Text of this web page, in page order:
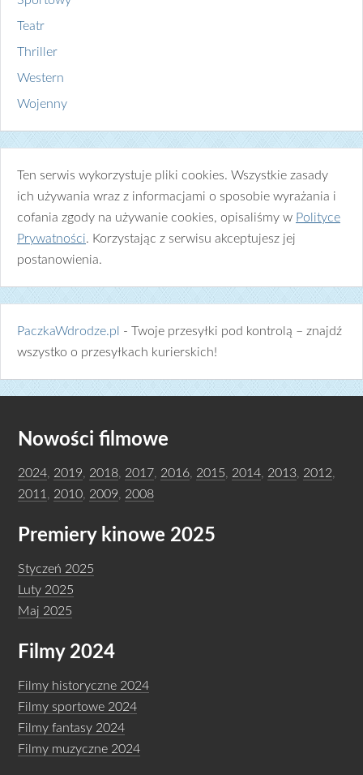
Teatr
Thriller
Western
Wojenny
Ten serwis wykorzystuje pliki cookies. Wszystkie zasady
ich używania wraz z informacjami o sposobie wyrażania i
cofania zgody na używanie cookies, opisaliśmy w Polityce
Prywatności. Korzystając z serwisu akceptujesz jej
postanowienia.
PaczkaWdrodze.pl
- Twoje przesyłki pod kontrolą – znajdź
wszystko o przesyłkach kurierskich!
Nowości filmowe
2024 2019 2018 2017 2016 2015 2014 2013 2012
2011
2010 2009 2008
Premiery kinowe 2025
Styczeń 2025
Luty 2025
Maj 2025
Filmy 2024
Filmy historyczne 2024
Filmy sportowe 2024
Filmy fantasy 2024
Filmy muzyczne 2024